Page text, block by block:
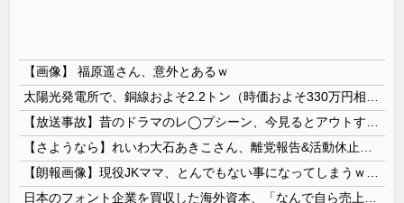
【画像】 福原遥さん、意外とあるｗ